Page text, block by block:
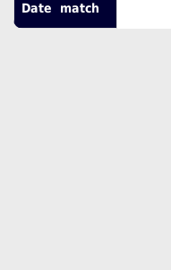
Date match